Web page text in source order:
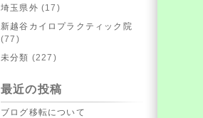
埼玉県外 (17)
新越谷カイロプラクティック院
(77)
未分類 (227)
最近の投稿
ブログ移転について